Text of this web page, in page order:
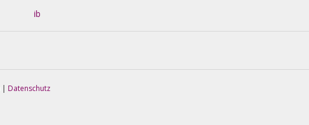
about
ib
| Datenschutz